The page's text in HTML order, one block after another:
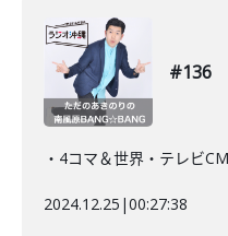
#136
・4コマ＆世界・テレビ
2024.12.25 |00:27:38